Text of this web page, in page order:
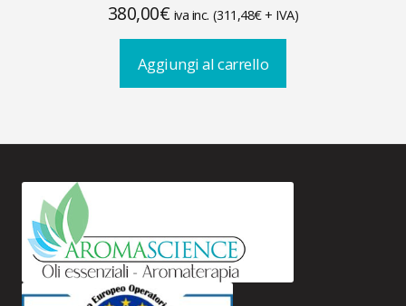
380,00€ iva inc. (311,48€+ IVA)
Aggiungi al carrello